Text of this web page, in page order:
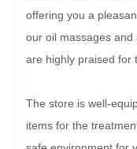
offering you a
our oil massages
are highly praised for
The store is well-
items for the